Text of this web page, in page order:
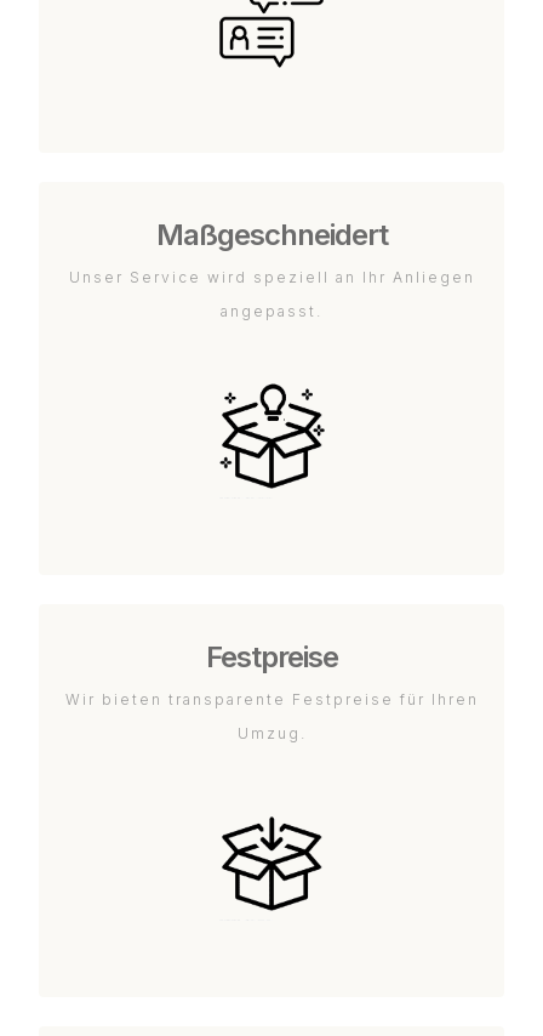
Maßgeschneidert
Unser Service wird speziell an Ihr Anliegen
angepasst.
Festpreise
Wir bieten transparente Festpreise für Ihren
Umzug.